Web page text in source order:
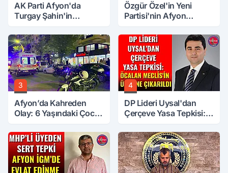
AK Parti Afyon'da
Turgay Şahin'in
Özgür Özel'in Yeni
Partisi'nin Afyon
3
Afyon’da Kahreden
Olay: 6 Yaşındaki Çocuk
4
DP Lideri Uysal'dan
Çerçeve Yasa Tepkisi:
Üzerine Çıkarıldı